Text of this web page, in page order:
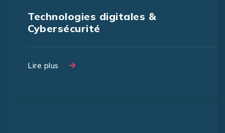
Technologies digitales &
Cybersécurité
Lire plus